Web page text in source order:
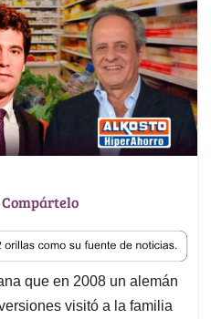
TCompártelo
que en 2008 un alemán
visitó a la familia